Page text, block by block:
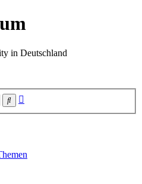
in Deutschland
Suche